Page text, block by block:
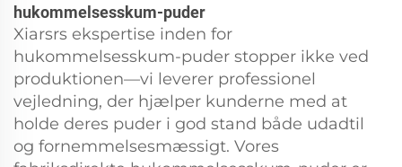
hukommelsesskum-puder
Xiarsrs ekspertise inden for
hukommelsesskum-puder stopper ikke ved
produktionen—vi leverer professionel
vejledning, der hjælper kunderne med at
holde deres puder i god stand både udadtil
og fornemmelsesmæssigt. Vores